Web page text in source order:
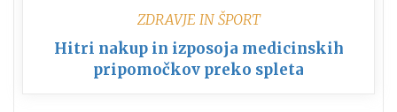
ZDRAVJE IN ŠPORT
Hitri nakup in izposoja medicinskih
pripomočkov preko spleta